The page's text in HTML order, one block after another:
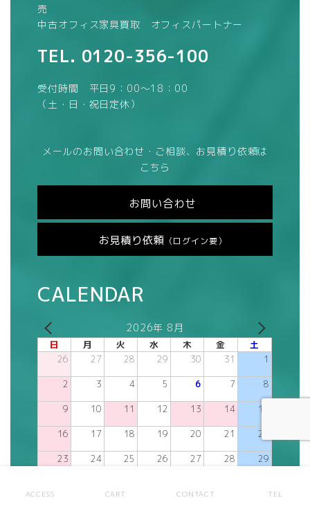
売
中古オフィス家具買取 オフィスパートナー
TEL. 0120-356-100
受付時間 平日9：00～18：00
（土・日・祝日定休）
メールのお問い合わせ・ご相談、お見積り依頼は
こちら
お問い合わせ
お見積り依頼 （ログイン要）
CALENDAR
2026年 8月
日 月 火 水 木 金 土
26 27 28 29 30 31 1
2 3 4 5 6 7 8
9 10 11 12 13 14 15
16 17 18 19 20 21 22
23 24 25 26 27 28 29
ACCESS CART CONTACT TEL